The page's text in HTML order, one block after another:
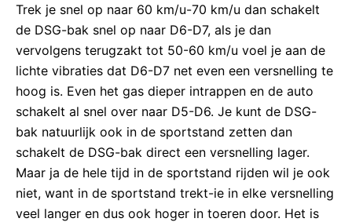
Trek je snel op naar 60 km/u-70 km/u dan schakelt
de DSG-bak snel op naar D6-D7, als je dan
vervolgens terugzakt tot 50-60 km/u voel je aan de
lichte vibraties dat D6-D7 net even een versnelling te
hoog is. Even het gas dieper intrappen en de auto
schakelt al snel over naar D5-D6. Je kunt de DSG-
bak natuurlijk ook in de sportstand zetten dan
schakelt de DSG-bak direct een versnelling lager.
Maar ja de hele tijd in de sportstand rijden wil je ook
niet, want in de sportstand trekt-ie in elke versnelling
veel langer en dus ook hoger in toeren door. Het is